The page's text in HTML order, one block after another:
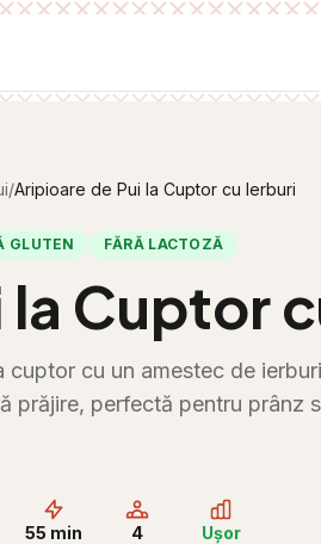
/Aripioare de Pui la Cuptor cu Ierburi
GLUTEN FĂRĂ LACTOZĂ
Cuptor
cu un amestec de
prăjire, perfectă pentru prânz
55 min 4 Ușor